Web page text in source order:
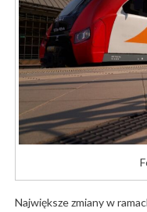
Największe zmiany w